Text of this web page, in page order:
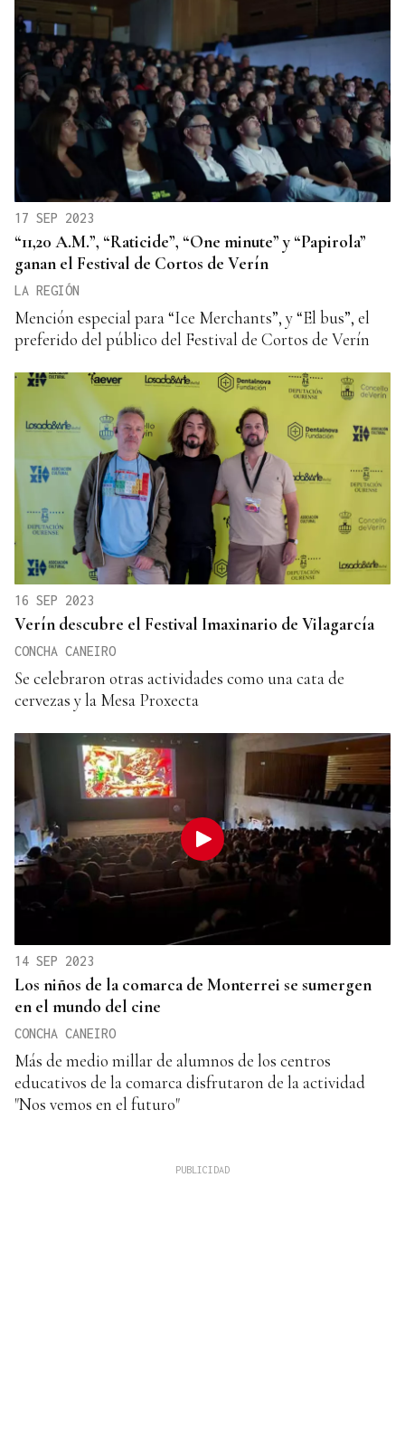
17 SEP 2023
“11,20 A.M.”, “Raticide”, “One minute” y “Papirola”
ganan el Festival de Cortos de Verín
LA REGIÓN
Mención especial para “Ice Merchants”, y “El bus”, el
preferido del público del Festival de Cortos de Verín
16 SEP 2023
Verín descubre el Festival Imaxinario de Vilagarcía
CONCHA CANEIRO
Se celebraron otras actividades como una cata de
cervezas y la Mesa Proxecta
14 SEP 2023
Los niños de la comarca de Monterrei se sumergen
en el mundo del cine
CONCHA CANEIRO
Más de medio millar de alumnos de los centros
educativos de la comarca disfrutaron de la actividad
"Nos vemos en el futuro"